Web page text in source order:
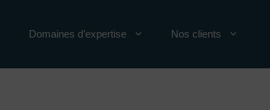
Domaines d’expertise Nos clients